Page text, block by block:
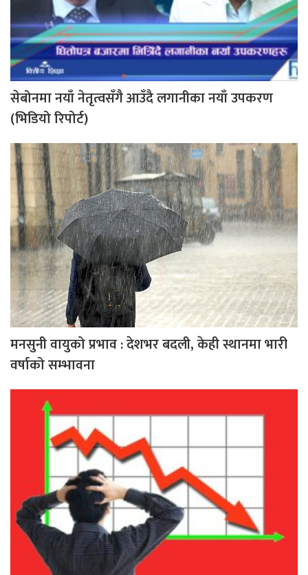
सेबोनमा नयाँ नेतृत्वसँगै आउँदै लगानीका नयाँ उपकरण
(भिडियो रिपोर्ट)
मनसुनी वायुको प्रभाव : देशभर बदली, केही स्थानमा भारी
वर्षाको सम्भावना